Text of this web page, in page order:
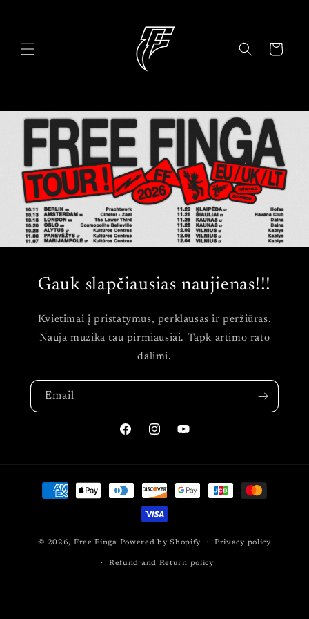
Cart
Gauk slapčiausias naujienas!!!
Kvietimai į pristatymus, perklausas ir peržiūras.
Nauja muzika tau pirmiausiai. Tapk artimo rato
dalimi.
Email
FacebookInstagramYouTube
Payment
© 2026, Free Finga Powered by Shopify Privacy policy
Refund and Return policy